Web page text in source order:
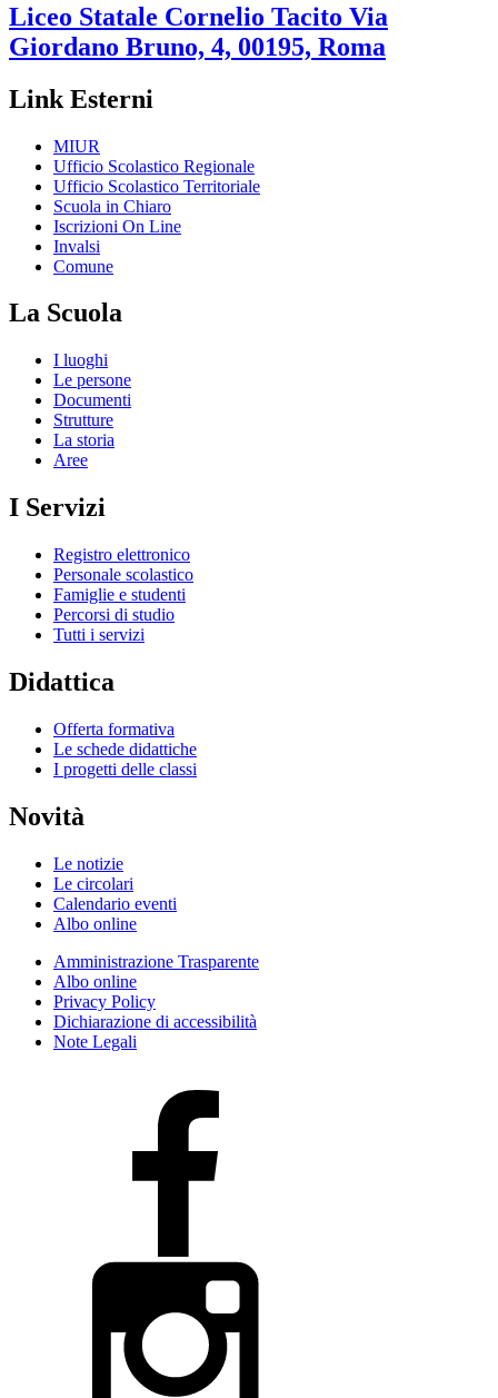
Liceo Statale Cornelio Tacito Via
Giordano Bruno, 4, 00195, Roma
Link Esterni
MIUR
Ufficio Scolastico Regionale
Ufficio Scolastico Territoriale
Scuola in Chiaro
Iscrizioni On Line
Invalsi
Comune
La Scuola
I luoghi
Le persone
Documenti
Strutture
La storia
Aree
I Servizi
Registro elettronico
Personale scolastico
Famiglie e studenti
Percorsi di studio
Tutti i servizi
Didattica
Offerta formativa
Le schede didattiche
I progetti delle classi
Novità
Le notizie
Le circolari
Calendario eventi
Albo online
Amministrazione Trasparente
Albo online
Privacy Policy
Dichiarazione di accessibilità
Note Legali